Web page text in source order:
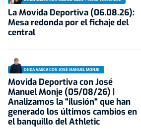
La Movida Deportiva (06.08.26):
Mesa redonda por el fichaje del
central
ONDA VASCA CON JOSÉ MANUEL MONJE
Movida Deportiva con José
Manuel Monje (05/08/26) |
Analizamos la "ilusión" que han
generado los últimos cambios en
el banquillo del Athletic